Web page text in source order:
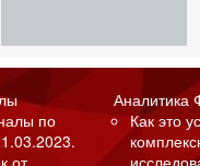
по
Аналитика
Как это